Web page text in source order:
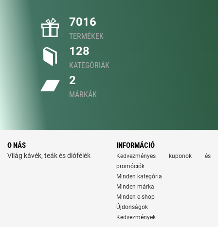
7016
TERMÉKEK
128
KATEGÓRIÁK
2
MÁRKÁK
O NÁS
Világ kávék, teák és diófélék
INFORMÁCIÓ
Kedvezményes kuponok és
promóciók
Minden kategória
Minden márka
Minden e-shop
Újdonságok
Kedvezmények